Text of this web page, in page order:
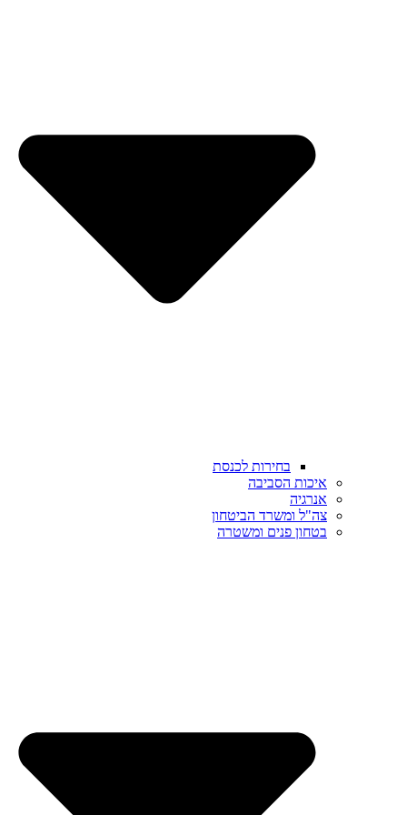
בחירות לכנסת
איכות הסביבה
אנרגיה
צה"ל ומשרד הביטחון
בטחון פנים ומשטרה